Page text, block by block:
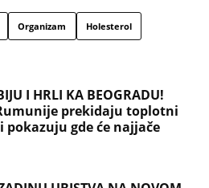
Organizam Holesterol
I HRLI KA BEOGRADU!
prekidaju toplotni
gde će najjače